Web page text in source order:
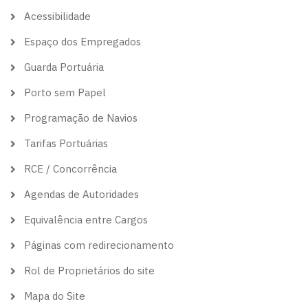
Acessibilidade
Espaço dos Empregados
Guarda Portuária
Porto sem Papel
Programação de Navios
Tarifas Portuárias
RCE / Concorrência
Agendas de Autoridades
Equivalência entre Cargos
Páginas com redirecionamento
Rol de Proprietários do site
Mapa do Site